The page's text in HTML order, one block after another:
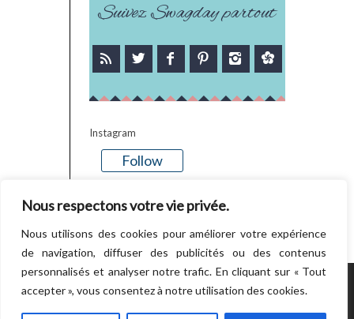
Nous respectons votre vie privée.
Nous utilisons des cookies pour améliorer votre expérience
de navigation, diffuser des publicités ou des contenus
personnalisés et analyser notre trafic. En cliquant sur « Tout
accepter », vous consentez à notre utilisation des cookies.
Suivez Swagday partout
Instagram
Follow
POWERED BY WORDPRESS.CREATED BY
THEMESINDEP